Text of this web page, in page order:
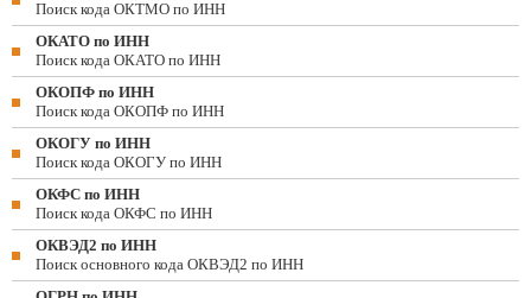
Поиск кода ОКТМО по ИНН
ОКАТО по ИНН
Поиск кода ОКАТО по ИНН
ОКОПФ по ИНН
Поиск кода ОКОПФ по ИНН
ОКОГУ по ИНН
Поиск кода ОКОГУ по ИНН
ОКФС по ИНН
Поиск кода ОКФС по ИНН
ОКВЭД2 по ИНН
Поиск основного кода ОКВЭД2 по ИНН